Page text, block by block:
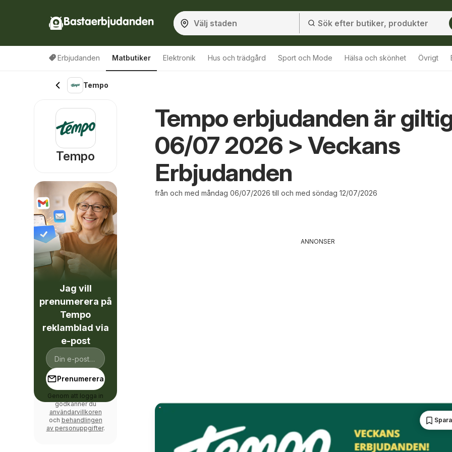
Bastaerbjudanden
Erbjudanden Matbutiker Elektronik Hus och trädgård Sport och Mode Hälsa och skönhet Övrigt
Tempo
Tempo erbjudanden är
06/07 2026 > Veckans
Erbjudanden
från och med måndag 06/07/2026 till och med söndag 12/07/2026
ANNONSER
Tempo
Jag vill
prenumerera på
Tempo
reklamblad via
e-post
Prenumerera
Genom att logga in
godkänner du
användarvillkoren
och behandlingen
av personuppgifter.